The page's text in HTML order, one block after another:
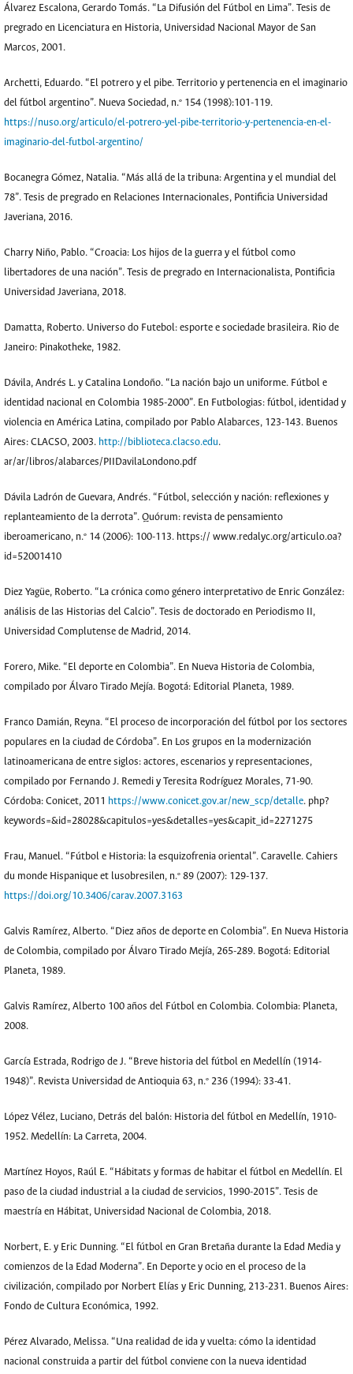
Álvarez Escalona, Gerardo Tomás. “La Difusión del Fútbol en Lima”. Tesis de
pregrado en Licenciatura en Historia, Universidad Nacional Mayor de San
Marcos, 2001.
Archetti, Eduardo. “El potrero y el pibe. Territorio y pertenencia en el imaginario
del fútbol argentino”. Nueva Sociedad, n.º 154 (1998):101-119.
https://nuso.org/articulo/el-potrero-yel-pibe-territorio-y-pertenencia-en-el-
imaginario-del-futbol-argentino/
Bocanegra Gómez, Natalia. “Más allá de la tribuna: Argentina y el mundial del
78”. Tesis de pregrado en Relaciones Internacionales, Pontificia Universidad
Javeriana, 2016.
Charry Niño, Pablo. “Croacia: Los hijos de la guerra y el fútbol como
libertadores de una nación”. Tesis de pregrado en Internacionalista, Pontificia
Universidad Javeriana, 2018.
Damatta, Roberto. Universo do Futebol: esporte e sociedade brasileira. Rio de
Janeiro: Pinakotheke, 1982.
Dávila, Andrés L. y Catalina Londoño. “La nación bajo un uniforme. Fútbol e
identidad nacional en Colombia 1985-2000”. En Futbologias: fútbol, identidad y
violencia en América Latina, compilado por Pablo Alabarces, 123-143. Buenos
Aires: CLACSO, 2003. http://biblioteca.clacso.edu.
ar/ar/libros/alabarces/PIIDavilaLondono.pdf
Dávila Ladrón de Guevara, Andrés. “Fútbol, selección y nación: reflexiones y
replanteamiento de la derrota”. Quórum: revista de pensamiento
iberoamericano, n.º 14 (2006): 100-113. https:// www.redalyc.org/articulo.oa?
id=52001410
Diez Yagüe, Roberto. “La crónica como género interpretativo de Enric González:
análisis de las Historias del Calcio”. Tesis de doctorado en Periodismo II,
Universidad Complutense de Madrid, 2014.
Forero, Mike. “El deporte en Colombia”. En Nueva Historia de Colombia,
compilado por Álvaro Tirado Mejía. Bogotá: Editorial Planeta, 1989.
Franco Damián, Reyna. “El proceso de incorporación del fútbol por los sectores
populares en la ciudad de Córdoba”. En Los grupos en la modernización
latinoamericana de entre siglos: actores, escenarios y representaciones,
compilado por Fernando J. Remedi y Teresita Rodríguez Morales, 71-90.
Córdoba: Conicet, 2011 https://www.conicet.gov.ar/new_scp/detalle. php?
keywords=&id=28028&capitulos=yes&detalles=yes&capit_id=2271275
Frau, Manuel. “Fútbol e Historia: la esquizofrenia oriental”. Caravelle. Cahiers
du monde Hispanique et lusobresilen, n.º 89 (2007): 129-137.
https://doi.org/10.3406/carav.2007.3163
Galvis Ramírez, Alberto. “Diez años de deporte en Colombia”. En Nueva Historia
de Colombia, compilado por Álvaro Tirado Mejía, 265-289. Bogotá: Editorial
Planeta, 1989.
Galvis Ramírez, Alberto 100 años del Fútbol en Colombia. Colombia: Planeta,
2008.
García Estrada, Rodrigo de J. “Breve historia del fútbol en Medellín (1914-
1948)”. Revista Universidad de Antioquia 63, n.º 236 (1994): 33-41.
López Vélez, Luciano, Detrás del balón: Historia del fútbol en Medellín, 1910-
1952. Medellín: La Carreta, 2004.
Martínez Hoyos, Raúl E. “Hábitats y formas de habitar el fútbol en Medellín. El
paso de la ciudad industrial a la ciudad de servicios, 1990-2015”. Tesis de
maestría en Hábitat, Universidad Nacional de Colombia, 2018.
Norbert, E. y Eric Dunning. “El fútbol en Gran Bretaña durante la Edad Media y
comienzos de la Edad Moderna”. En Deporte y ocio en el proceso de la
civilización, compilado por Norbert Elías y Eric Dunning, 213-231. Buenos Aires:
Fondo de Cultura Económica, 1992.
Pérez Alvarado, Melissa. “Una realidad de ida y vuelta: cómo la identidad
nacional construida a partir del fútbol conviene con la nueva identidad